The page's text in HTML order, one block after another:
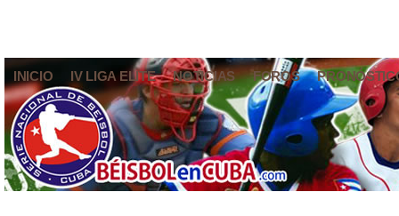
INICIO IV LIGA ELITE NOTICIAS FOROS